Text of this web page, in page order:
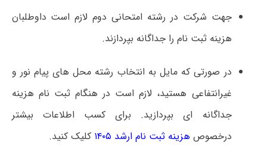
جهت شرکت در رشته امتحانی دوم لازم است داوطلبان
هزینه ثبت نام را جداگانه بپردازند.
در صورتی که مایل به انتخاب رشته محل های پیام نور و
غیرانتفاعی هستید، لازم است در هنگام ثبت نام هزینه
جداگانه ای بپردازید. برای کسب اطلاعات بیشتر
درخصوص هزینه ثبت نام ارشد ۱۴۰۵ کلیک کنید.